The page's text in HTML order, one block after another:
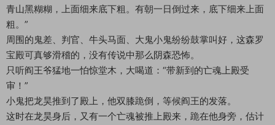
青山黑糊糊，上面细来底下粗。有朝一日倒过来，底下细来上面
粗。”
周围的鬼差、判官、牛头马面、大鬼小鬼纷纷鼓掌叫好，这森罗
宝殿可真够滑稽的，没有传说中那么阴森恐怖。
只听阎王爷猛地一怕惊堂木，大喝道：“带新到的亡魂上殿受
审！”
小鬼把龙昊推到了殿上，他双膝跪倒，等候阎王的发落。
这时在龙昊身后，又有一个亡魂被推上殿来，跪在他身旁，估计